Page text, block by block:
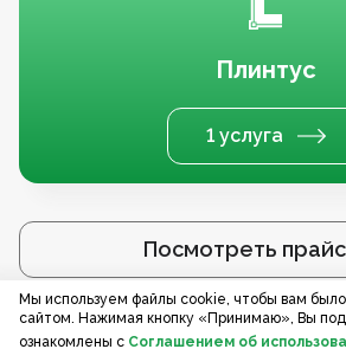
Плинтус
1 услуга
Посмотреть прайс
Услуги по
Мы используем файлы cookie, чтобы вам
сайтом. Нажимая кнопку «Принимаю», Вы
ознакомлены с Соглашением об